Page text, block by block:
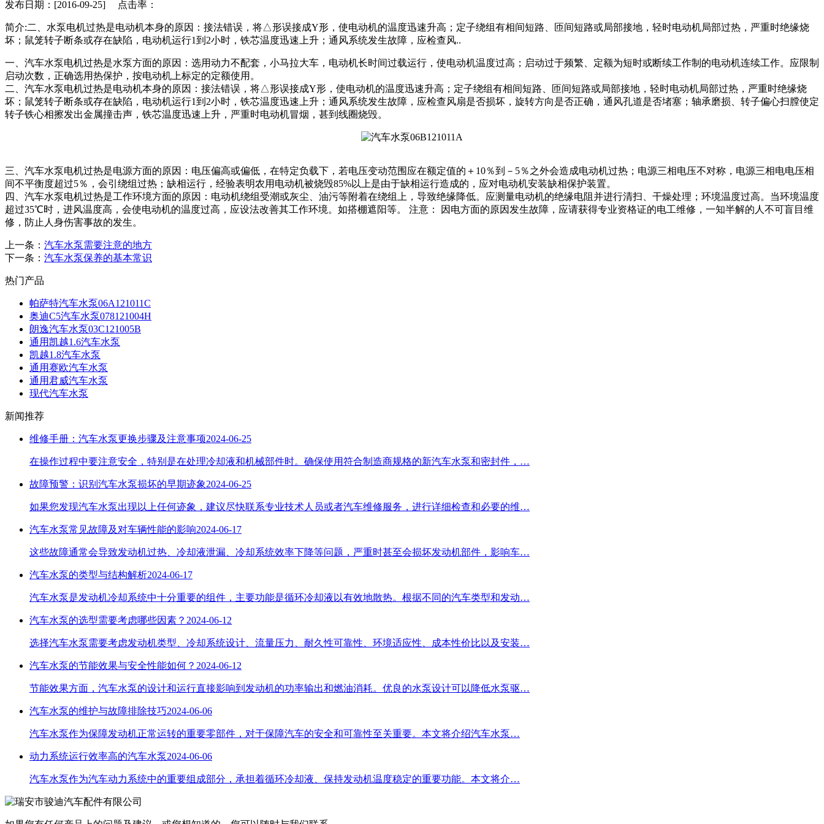
发布日期：[2016-09-25] 点击率：
简介:二、水泵电机过热是电动机本身的原因：接法错误，将△形误接成Y形，使电动机的温度迅速升高；定子绕组有相间短路、匝间短路或局部接地，轻时电动机局部过热，严重时绝缘烧
坏；鼠笼转子断条或存在缺陷，电动机运行1到2小时，铁芯温度迅速上升；通风系统发生故障，应检查风..
一、汽车水泵电机过热是水泵方面的原因：选用动力不配套，小马拉大车，电动机长时间过载运行，使电动机温度过高；启动过于频繁、定额为短时或断续工作制的电动机连续工作。应限制
启动次数，正确选用热保护，按电动机上标定的定额使用。
二、汽车水泵电机过热是电动机本身的原因：接法错误，将△形误接成Y形，使电动机的温度迅速升高；定子绕组有相间短路、匝间短路或局部接地，轻时电动机局部过热，严重时绝缘烧
坏；鼠笼转子断条或存在缺陷，电动机运行1到2小时，铁芯温度迅速上升；通风系统发生故障，应检查风扇是否损坏，旋转方向是否正确，通风孔道是否堵塞；轴承磨损、转子偏心扫膛使定
转子铁心相擦发出金属撞击声，铁芯温度迅速上升，严重时电动机冒烟，甚到线圈烧毁。
三、汽车水泵电机过热是电源方面的原因：电压偏高或偏低，在特定负载下，若电压变动范围应在额定值的＋10％到－5％之外会造成电动机过热；电源三相电压不对称，电源三相电电压相
间不平衡度超过5％，会引绕组过热；缺相运行，经验表明农用电动机被烧毁85%以上是由于缺相运行造成的，应对电动机安装缺相保护装置。
四、汽车水泵电机过热是工作环境方面的原因：电动机绕组受潮或灰尘、油污等附着在绕组上，导致绝缘降低。应测量电动机的绝缘电阻并进行清扫、干燥处理；环境温度过高。当环境温度
超过35℃时，进风温度高，会使电动机的温度过高，应设法改善其工作环境。如搭棚遮阳等。 注意： 因电方面的原因发生故障，应请获得专业资格证的电工维修，一知半解的人不可盲目维
修，防止人身伤害事故的发生。
上一条： 汽车水泵需要注意的地方
下一条： 汽车水泵保养的基本常识
热门产品
帕萨特汽车水泵06A121011C
奥迪C5汽车水泵078121004H
朗逸汽车水泵03C121005B
通用凯越1.6汽车水泵
凯越1.8汽车水泵
通用赛欧汽车水泵
通用君威汽车水泵
现代汽车水泵
新闻推荐
维修手册：汽车水泵更换步骤及注意事项2024-06-25
在操作过程中要注意安全，特别是在处理冷却液和机械部件时。确保使用符合制造商规格的新汽车水泵和密封件，…
故障预警：识别汽车水泵损坏的早期迹象2024-06-25
如果您发现汽车水泵出现以上任何迹象，建议尽快联系专业技术人员或者汽车维修服务，进行详细检查和必要的维…
汽车水泵常见故障及对车辆性能的影响2024-06-17
这些故障通常会导致发动机过热、冷却液泄漏、冷却系统效率下降等问题，严重时甚至会损坏发动机部件，影响车…
汽车水泵的类型与结构解析2024-06-17
汽车水泵是发动机冷却系统中十分重要的组件，主要功能是循环冷却液以有效地散热。根据不同的汽车类型和发动…
汽车水泵的选型需要考虑哪些因素？ 2024-06-12
选择汽车水泵需要考虑发动机类型、冷却系统设计、流量压力、耐久性可靠性、环境适应性、成本性价比以及安装…
汽车水泵的节能效果与安全性能如何？ 2024-06-12
节能效果方面，汽车水泵的设计和运行直接影响到发动机的功率输出和燃油消耗。优良的水泵设计可以降低水泵驱…
汽车水泵的维护与故障排除技巧2024-06-06
​汽车水泵作为保障发动机正常运转的重要零部件，对于保障汽车的安全和可靠性至关重要。本文将介绍汽车水泵…
动力系统运行效率高的汽车水泵2024-06-06
​汽车水泵作为汽车动力系统中的重要组成部分，承担着循环冷却液、保持发动机温度稳定的重要功能。本文将介…